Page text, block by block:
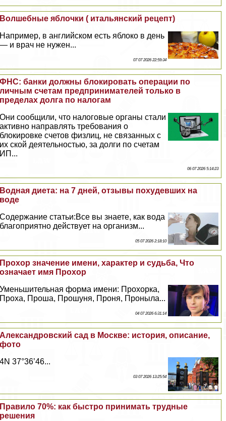
Волшебные яблочки ( итальянский рецепт)
Например, в английском есть яблоко в день
— и врач не нужен...
07 07 2026 22:59:34
ФНС: банки должны блокировать операции по
личным счетам предпринимателей только в
пределах долга по налогам
Они сообщили, что налоговые органы стали
активно направлять требования о
блокировке счетов физлиц, не связанных с
их ской деятельностью, за долги по счетам
ИП...
06 07 2026 5:14:23
Водная диета: на 7 дней, отзывы похудевших на
воде
Содержание статьи:Все вы знаете, как вода
благоприятно действует на организм...
05 07 2026 2:18:10
Прохор значение имени, хаpaктер и судьба, Что
означает имя Прохор
Уменьшительная форма имени: Прохорка,
Проха, Проша, Прошуня, Проня, Проныла...
04 07 2026 6:31:14
Александровский сад в Москве: история, описание,
фото
4N 37°36’46...
03 07 2026 13:25:54
Правило 70%: как быстро принимать трудные
решения